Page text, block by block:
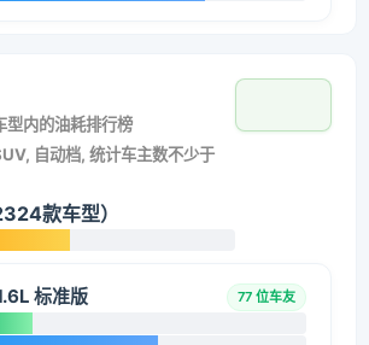
型内的油耗排行榜
自动档, 统计车主数不少于
款车型）
标准版 77 位车友